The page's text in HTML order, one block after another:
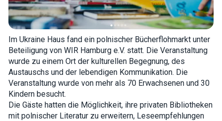
Im Ukraine Haus fand ein polnischer Bücherflohmarkt unter
Beteiligung von WIR Hamburg e.V. statt. Die Veranstaltung
wurde zu einem Ort der kulturellen Begegnung, des
Austauschs und der lebendigen Kommunikation. Die
Veranstaltung wurde von mehr als 70 Erwachsenen und 30
Kindern besucht.
Die Gäste hatten die Möglichkeit, ihre privaten Bibliotheken
mit polnischer Literatur zu erweitern, Leseempfehlungen
Statistics
In order for
us to
improve the
website's
functionality
and
structure,
based on
how the